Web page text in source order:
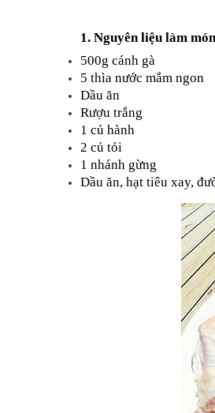
1. Nguyên liệu làm
500g cánh gà
5 thìa nước mắm ngon
Dầu ăn
Rượu trắng
1 củ hành
2 củ tỏi
1 nhánh gừng
Dầu ăn, hạt tiêu xay,